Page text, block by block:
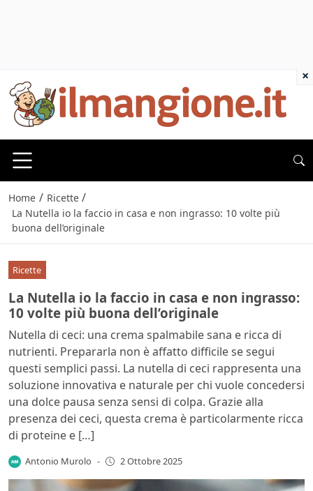
Home / Ricette /
La Nutella io la faccio in casa e non ingrasso: 10 volte più
buona dell’originale
Ricette
La Nutella io la faccio in casa e non ingrasso:
10 volte più buona dell’originale
Nutella di ceci: una crema spalmabile sana e ricca di
nutrienti. Prepararla non è affatto difficile se segui
questi semplici passi. La nutella di ceci rappresenta una
soluzione innovativa e naturale per chi vuole concedersi
una dolce pausa senza sensi di colpa. Grazie alla
presenza dei ceci, questa crema è particolarmente ricca
di proteine e […]
Antonio Murolo - 2 Ottobre 2025
×